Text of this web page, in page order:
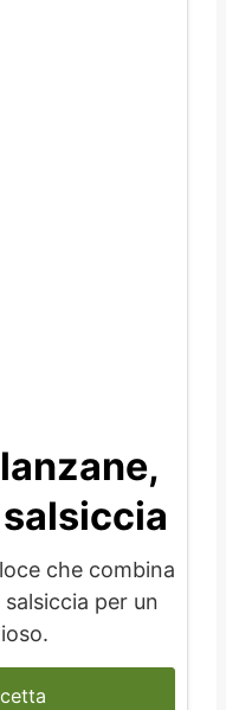
che combina
per un